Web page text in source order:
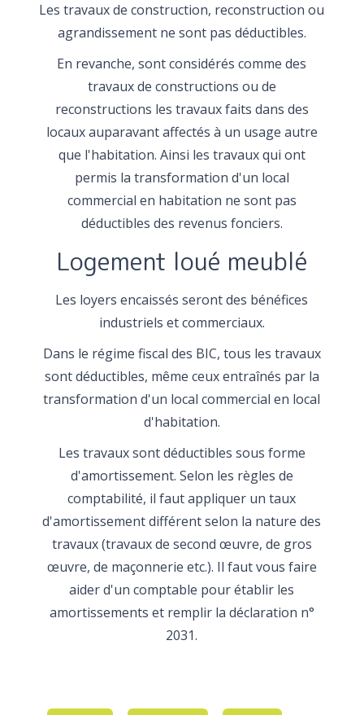
Les travaux de construction, reconstruction ou
agrandissement ne sont pas déductibles.
En revanche, sont considérés comme des
travaux de constructions ou de
reconstructions les travaux faits dans des
locaux auparavant affectés à un usage autre
que l'habitation. Ainsi les travaux qui ont
permis la transformation d'un local
commercial en habitation ne sont pas
déductibles des revenus fonciers.
Logement loué meublé
Les loyers encaissés seront des bénéfices
industriels et commerciaux.
Dans le régime fiscal des BIC, tous les travaux
sont déductibles, même ceux entraînés par la
transformation d'un local commercial en local
d'habitation.
Les travaux sont déductibles sous forme
d'amortissement. Selon les règles de
comptabilité, il faut appliquer un taux
d'amortissement différent selon la nature des
travaux (travaux de second œuvre, de gros
œuvre, de maçonnerie etc.). Il faut vous faire
aider d'un comptable pour établir les
amortissements et remplir la déclaration n°
2031.